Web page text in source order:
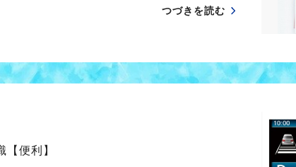
つづきを読む
【便利】